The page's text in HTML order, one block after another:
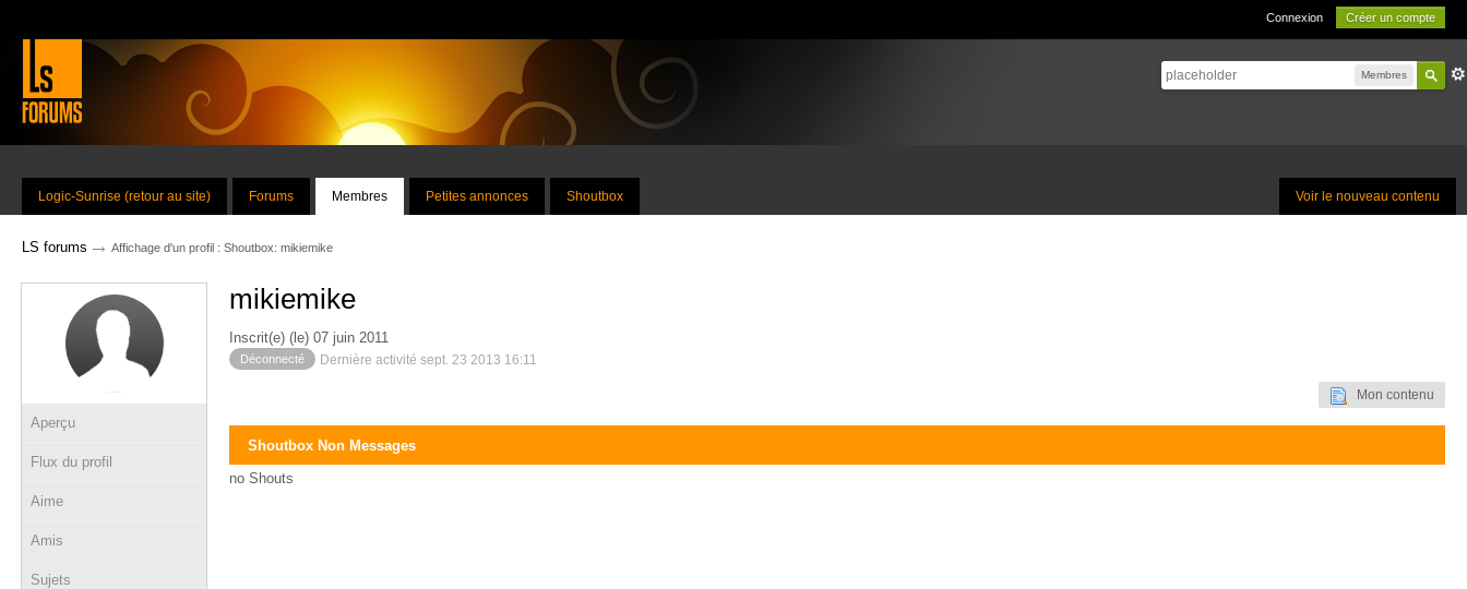
Connexion Créer un compte
Membres
Voir le nouveau contenu
Logic-Sunrise (retour au site) Forums Membres Petites annonces Shoutbox
LS forums → Affichage d'un profil : Shoutbox: mikiemike
Aperçu
Flux du profil
Aime
Amis
Sujets
mikiemike
Inscrit(e) (le) 07 juin 2011
Déconnecté Dernière activité sept. 23 2013 16:11
Mon contenu
Shoutbox Non Messages
no Shouts